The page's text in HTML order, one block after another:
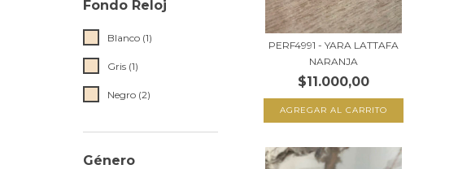
Fondo Reloj
Blanco (1)
Gris (1)
Negro (2)
Género
PERF4991 - YARA LATTAFA
NARANJA
$11.000,00
AGREGAR AL CARRITO